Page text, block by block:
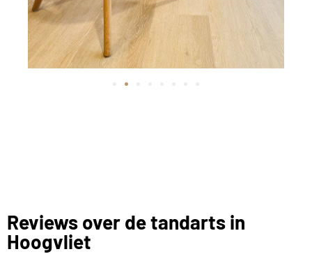
Reviews over de tandarts in
Hoogvliet